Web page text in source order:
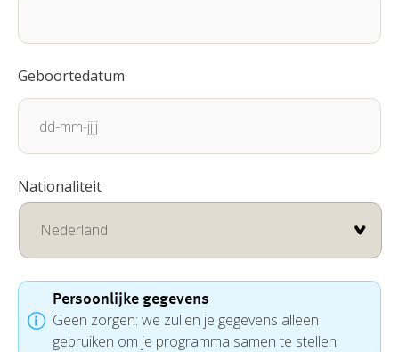
Geboortedatum
dash
MM
dash
Nationaliteit
Persoonlijke gegevens
Geen zorgen: we zullen je gegevens alleen
gebruiken om je programma samen te stellen